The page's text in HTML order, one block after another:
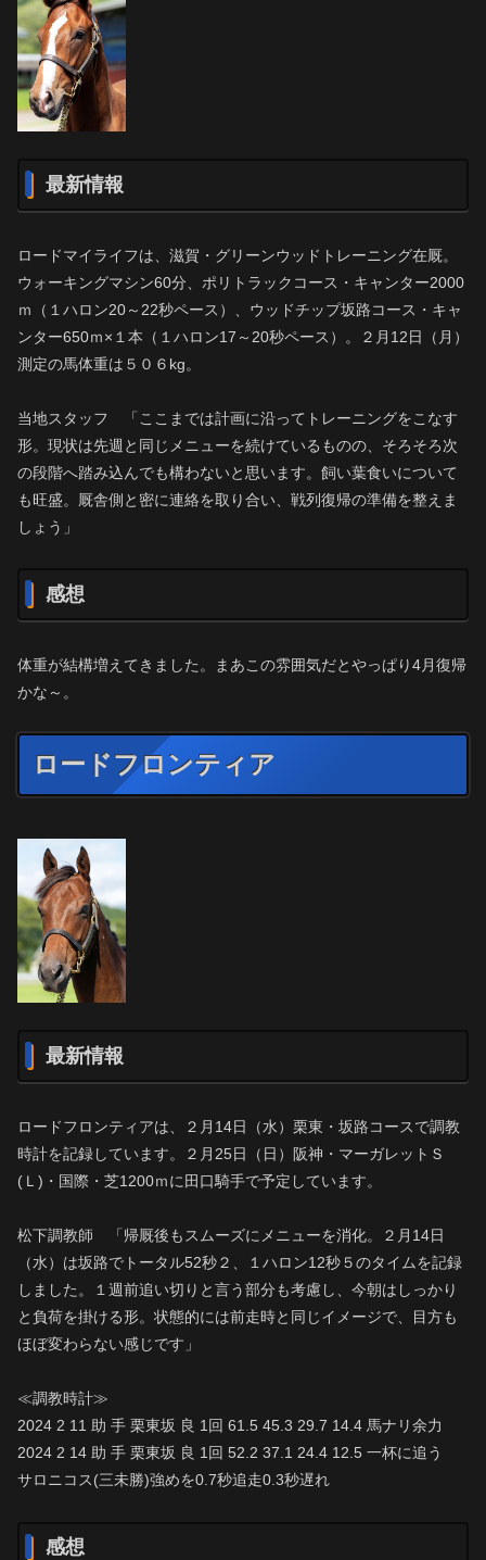
最新情報
ロードマイライフは、滋賀・グリーンウッドトレーニング在厩。
ウォーキングマシン60分、ポリトラックコース・キャンター2000
ｍ（１ハロン20～22秒ペース）、ウッドチップ坂路コース・キャ
ンター650ｍ×１本（１ハロン17～20秒ペース）。２月12日（月）
測定の馬体重は５０６kg。
当地スタッフ 「ここまでは計画に沿ってトレーニングをこなす
形。現状は先週と同じメニューを続けているものの、そろそろ次
の段階へ踏み込んでも構わないと思います。飼い葉食いについて
も旺盛。厩舎側と密に連絡を取り合い、戦列復帰の準備を整えま
しょう」
感想
体重が結構増えてきました。まあこの雰囲気だとやっぱり4月復帰
かな～。
ロードフロンティア
最新情報
ロードフロンティアは、２月14日（水）栗東・坂路コースで調教
時計を記録しています。２月25日（日）阪神・マーガレットＳ
(Ｌ)・国際・芝1200ｍに田口騎手で予定しています。
松下調教師 「帰厩後もスムーズにメニューを消化。２月14日
（水）は坂路でトータル52秒２、１ハロン12秒５のタイムを記録
しました。１週前追い切りと言う部分も考慮し、今朝はしっかり
と負荷を掛ける形。状態的には前走時と同じイメージで、目方も
ほぼ変わらない感じです」
≪調教時計≫
2024 2 11 助 手 栗東坂 良 1回 61.5 45.3 29.7 14.4 馬ナリ余力
2024 2 14 助 手 栗東坂 良 1回 52.2 37.1 24.4 12.5 一杯に追う
サロニコス(三未勝)強めを0.7秒追走0.3秒遅れ
感想